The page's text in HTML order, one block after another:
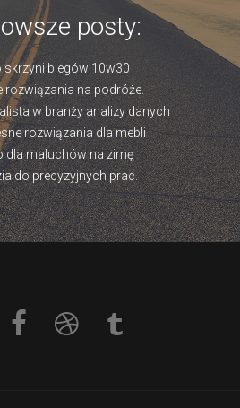
posty:
skrzyni biegów 10w30
rozwiązania na podróże.
w branży analizy danych
rozwiązania dla mebli
dla maluchów na zimę
do precyzyjnych prac.